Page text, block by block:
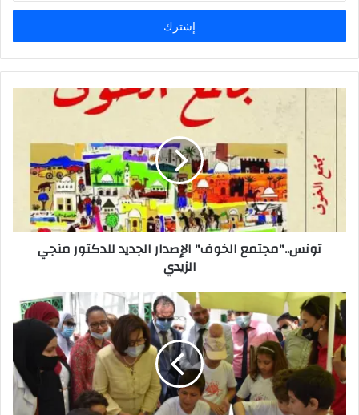
الإلكتروني
تونس.."مجتمع الخوف" الإصدار الجديد للدكتور منجي
الزيدي